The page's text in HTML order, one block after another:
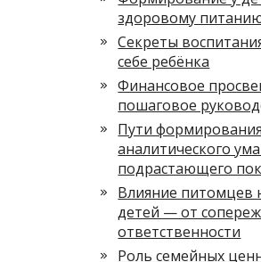
здоровому
Секреты
себе ребёнка
Финансовое
пошаговое
Пути формирования
аналитического
подрастающего
Влияние питомцев
детей — от
ответственности
Роль семейных